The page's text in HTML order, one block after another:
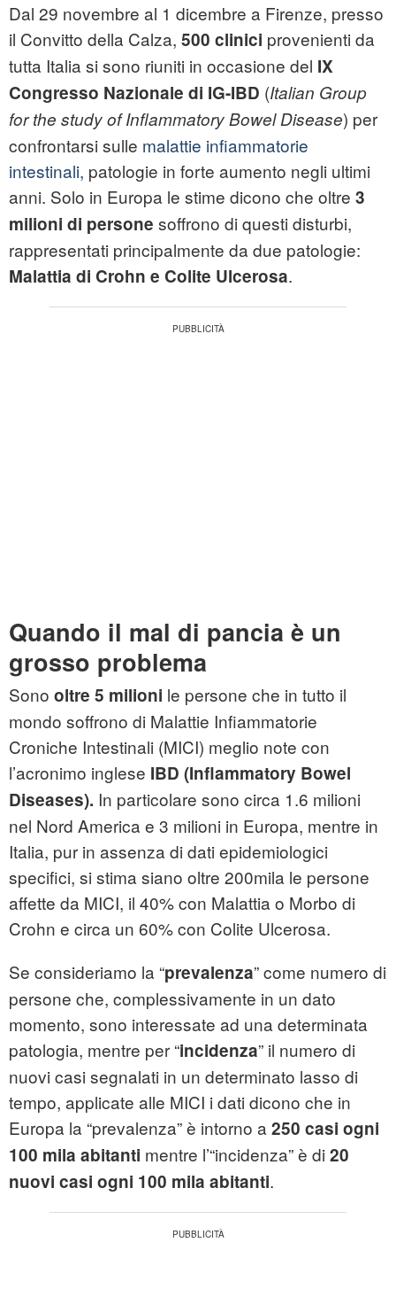
Dal 29 novembre al 1 dicembre a Firenze, presso
il Convitto della Calza, 500 clinici provenienti da
tutta Italia si sono riuniti in occasione del IX
Congresso Nazionale di IG-IBD (Italian Group
for the study of Inflammatory Bowel Disease) per
confrontarsi sulle malattie infiammatorie
intestinali, patologie in forte aumento negli ultimi
anni. Solo in Europa le stime dicono che oltre 3
milioni di persone soffrono di questi disturbi,
rappresentati principalmente da due patologie:
Malattia di Crohn e Colite Ulcerosa.
Quando il mal di pancia è un
grosso problema
Sono oltre 5 milioni le persone che in tutto il
mondo soffrono di Malattie Infiammatorie
Croniche Intestinali (MICI) meglio note con
l’acronimo inglese IBD (Inflammatory Bowel
Diseases). In particolare sono circa 1.6 milioni
nel Nord America e 3 milioni in Europa, mentre in
Italia, pur in assenza di dati epidemiologici
specifici, si stima siano oltre 200mila le persone
affette da MICI, il 40% con Malattia o Morbo di
Crohn e circa un 60% con Colite Ulcerosa.
Se consideriamo la “prevalenza” come numero di
persone che, complessivamente in un dato
momento, sono interessate ad una determinata
patologia, mentre per “incidenza” il numero di
nuovi casi segnalati in un determinato lasso di
tempo, applicate alle MICI i dati dicono che in
Europa la “prevalenza” è intorno a 250 casi ogni
100 mila abitanti mentre l’“incidenza” è di 20
nuovi casi ogni 100 mila abitanti.